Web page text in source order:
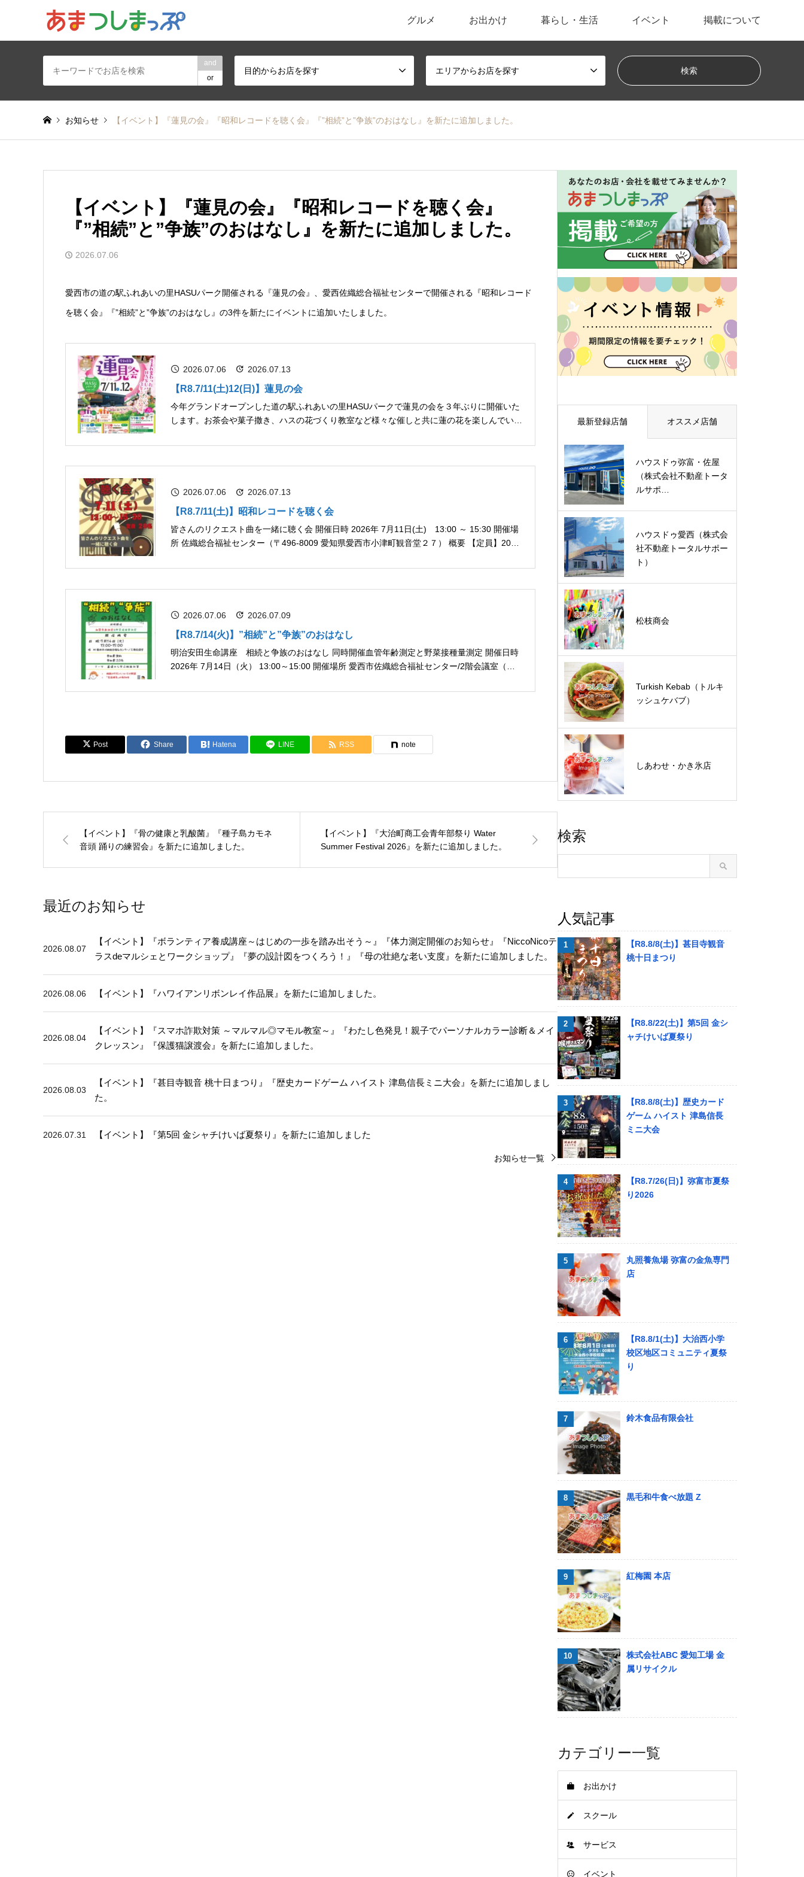
グルメ お出かけ 暮らし・生活 イベント 掲載について
and
or
目的からお店を探す エリアからお店を探す
お知らせ 【イベント】『蓮見の会』『昭和レコードを聴く会』『”相続”と”争族”のおはなし』を新たに追加しました。
【イベント】『蓮見の会』『昭和レコードを聴く会』
『”相続”と”争族”のおはなし』を新たに追加しました。
2026.07.06
愛西市の道の駅ふれあいの里HASUパーク開催される『蓮見の会』、愛西佐織総合福祉センターで開催される『昭和レコード
を聴く会』『”相続”と”争族”のおはなし』の3件を新たにイベントに追加いたしました。
2026.07.06 2026.07.13
【R8.7/11(土)12(日)】蓮見の会
今年グランドオープンした道の駅ふれあいの里HASUパークで蓮見の会を３年ぶりに開催いた
します。お茶会や菓子撒き、ハスの花づくり教室など様々な催しと共に蓮の花を楽しんでいた
2026.07.06 2026.07.13
【R8.7/11(土)】昭和レコードを聴く会
皆さんのリクエスト曲を一緒に聴く会 開催日時 2026年 7月11日(土) 13:00 ～ 15:30 開催場
所 佐織総合福祉センター（〒496-8009 愛知県愛西市小津町観音堂２７） 概要 【定員】20名
2026.07.06 2026.07.09
【R8.7/14(火)】”相続”と”争族”のおはなし
明治安田生命講座 相続と争族のおはなし 同時開催血管年齢測定と野菜接種量測定 開催日時
2026年 7月14日（火） 13:00～15:00 開催場所 愛西市佐織総合福祉センター/2階会議室（〒
Post Share Hatena LINE RSS note
【イベント】『骨の健康と乳酸菌』『種子島カモネ
音頭 踊りの練習会』を新たに追加しました。
【イベント】『大治町商工会青年部祭り Water
Summer Festival 2026』を新たに追加しました。
最近のお知らせ
2026.08.07
【イベント】『ボランティア養成講座～はじめの一歩を踏み出そう～』『体力測定開催のお知らせ』『NiccoNicoテ
ラスdeマルシェとワークショップ』『夢の設計図をつくろう！』『母の壮絶な老い支度』を新たに追加しました。
2026.08.06 【イベント】『ハワイアンリボンレイ作品展』を新たに追加しました。
2026.08.04
【イベント】『スマホ詐欺対策 ～マルマル◎マモル教室～』『わたし色発見！親子でパーソナルカラー診断＆メイ
クレッスン』『保護猫譲渡会』を新たに追加しました。
2026.08.03
【イベント】『甚目寺観音 桃十日まつり』『歴史カードゲーム ハイスト 津島信長ミニ大会』を新たに追加しまし
た。
2026.07.31 【イベント】『第5回 金シャチけいば夏祭り』を新たに追加しました
お知らせ一覧
最新登録店舗 オススメ店舗
ハウスドゥ弥富・佐屋
（株式会社不動産トータ
ルサポ…
ハウスドゥ愛西（株式会
社不動産トータルサポー
ト）
松枝商会
Turkish Kebab（トルキ
ッシュケバブ）
しあわせ・かき氷店
検索
人気記事
【R8.8/8(土)】甚目寺観音
桃十日まつり
【R8.8/22(土)】第5回 金シ
ャチけいば夏祭り
【R8.8/8(土)】歴史カード
ゲーム ハイスト 津島信長
ミニ大会
【R8.7/26(日)】弥富市夏祭
り2026
丸照養魚場 弥富の金魚専門
店
【R8.8/1(土)】大治西小学
校区地区コミュニティ夏祭
り
鈴木食品有限会社
黒毛和牛食べ放題 Z
紅梅園 本店
株式会社ABC 愛知工場 金
属リサイクル
カテゴリー一覧
お出かけ
スクール
サービス
イベント